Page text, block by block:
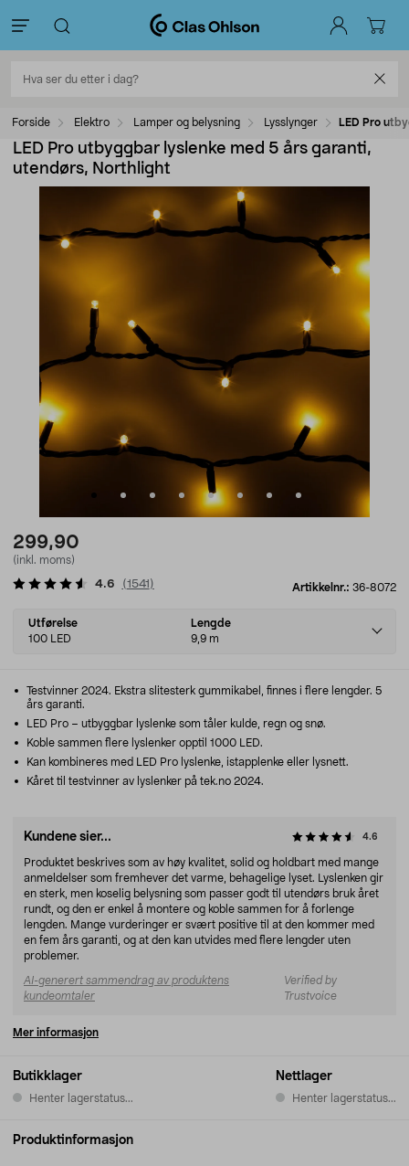
Forside Elektro Lamper og belysning Lysslynger LED Pro
LED Pro utbyggbar lyslenke med 5 års garanti,
utendørs, Northlight
299,90
(inkl. moms)
Artikkelnr.: 36-8072
4.6 (1541 )
Select
variant
Utførelse
100 LED
Lengde
9,9 m
Butikklager
Henter lagerstatus...
Nettlager
Henter lagerstatus...
Testvinner 2024. Ekstra slitesterk gummikabel, finnes i flere lengder. 5
års garanti.
LED Pro – utbyggbar lyslenke som tåler kulde, regn og snø.
Koble sammen flere lyslenker opptil 1000 LED.
Kan kombineres med LED Pro lyslenke, istapplenke eller lysnett.
Kåret til testvinner av lyslenker på tek.no 2024.
Kundene sier... 4.6
Produktet beskrives som av høy kvalitet, solid og holdbart med mange
anmeldelser som fremhever det varme, behagelige lyset. Lyslenken gir
en sterk, men koselig belysning som passer godt til utendørs bruk året
rundt, og den er enkel å montere og koble sammen for å forlenge
lengden. Mange vurderinger er svært positive til at den kommer med
en fem års garanti, og at den kan utvides med flere lengder uten
problemer.
AI-generert sammendrag av produktens
kundeomtaler
Verified by
Trustvoice
Mer informasjon
Produktinformasjon